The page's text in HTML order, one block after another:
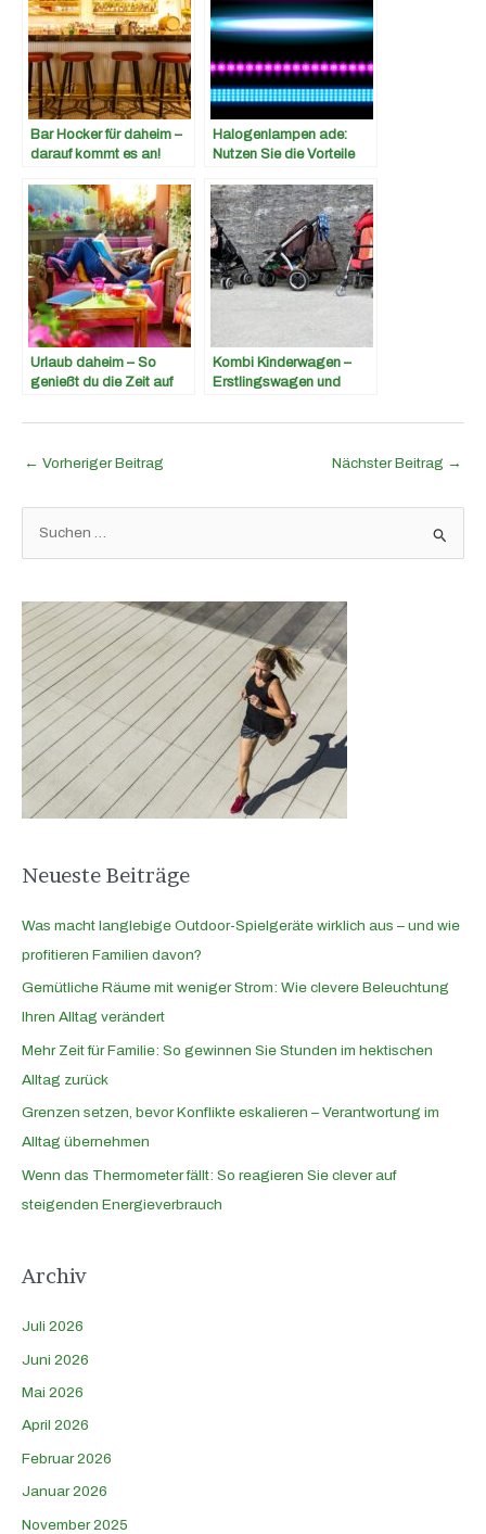
Bar Hocker für daheim –
darauf kommt es an!
Halogenlampen ade:
Nutzen Sie die Vorteile
Urlaub daheim – So
genießt du die Zeit auf
Kombi Kinderwagen –
Erstlingswagen und
Kleinkinder in Einem
← Vorheriger Beitrag Nächster Beitrag →
h
e
n
n
a
c
h
Neueste Beiträge
Was macht langlebige Outdoor-Spielgeräte wirklich aus – und wie
profitieren Familien davon?
Gemütliche Räume mit weniger Strom: Wie clevere Beleuchtung
Ihren Alltag verändert
Mehr Zeit für Familie: So gewinnen Sie Stunden im hektischen
Alltag zurück
Grenzen setzen, bevor Konflikte eskalieren – Verantwortung im
Alltag übernehmen
Wenn das Thermometer fällt: So reagieren Sie clever auf
steigenden Energieverbrauch
Archiv
Juli 2026
Juni 2026
Mai 2026
April 2026
Februar 2026
Januar 2026
November 2025